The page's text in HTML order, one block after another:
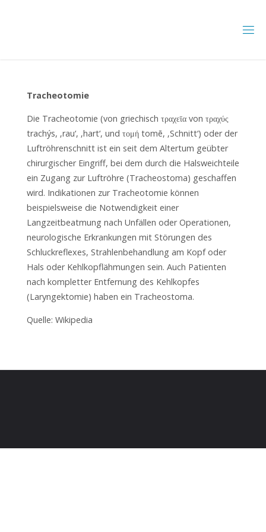
Tracheotomie
Die Tracheotomie (von griechisch τραχεῑα von τραχύς
trachýs, ‚rau‘, ‚hart‘, und τομή tomē, ‚Schnitt‘) oder der
Luftröhrenschnitt ist ein seit dem Altertum geübter
chirurgischer Eingriff, bei dem durch die Halsweichteile
ein Zugang zur Luftröhre (Tracheostoma) geschaffen
wird. Indikationen zur Tracheotomie können
beispielsweise die Notwendigkeit einer
Langzeitbeatmung nach Unfällen oder Operationen,
neurologische Erkrankungen mit Störungen des
Schluckreflexes, Strahlenbehandlung am Kopf oder
Hals oder Kehlkopflähmungen sein. Auch Patienten
nach kompletter Entfernung des Kehlkopfes
(Laryngektomie) haben ein Tracheostoma.
Quelle: Wikipedia